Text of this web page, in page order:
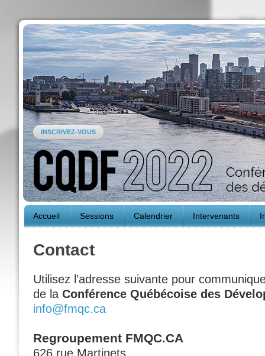
INSCRIVEZ-VOUS
Accueil Sessions Calendrier Intervenants
Contact
Utilisez l’adresse suivante pour
de la Conférence Québécoise des
info@fmqc.ca
Regroupement FMQC.CA
626 rue Martinets